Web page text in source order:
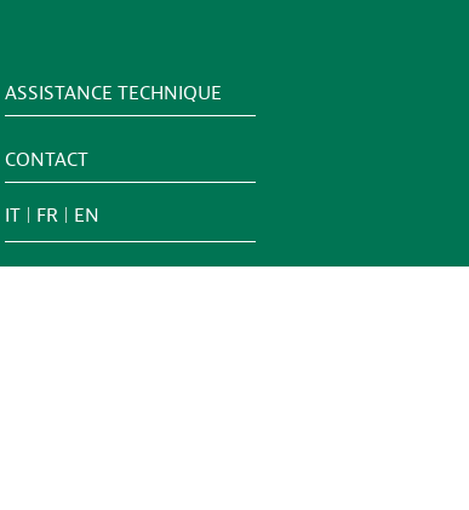
ASSISTANCE TECHNIQUE
CONTACT
IT FR EN